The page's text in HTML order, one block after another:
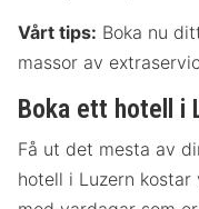
Vårt tips: Boka nu
massor av
Boka ett hotell i
Få ut det mesta av
hotell i Luzern